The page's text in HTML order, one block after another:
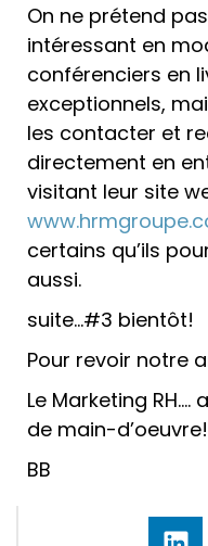
On ne prétend
intéressant en
conférenciers en
exceptionnels,
les contacter et
directement en
visitant leur site
certains qu’ils
aussi.
suite…#3 bientôt!
Pour revoir notre
Le Marketing
de main-
BB